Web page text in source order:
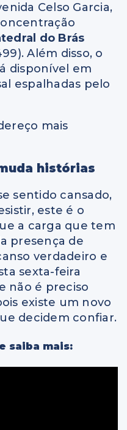
Celso Garcia,
do Brás
Além disso, o
disponível em
espalhadas pelo
mais
histórias
sentido cansado,
este é o
a carga que tem
presença de
verdadeiro e
sexta-feira
não é preciso
existe um novo
decidem confiar.
saiba mais: